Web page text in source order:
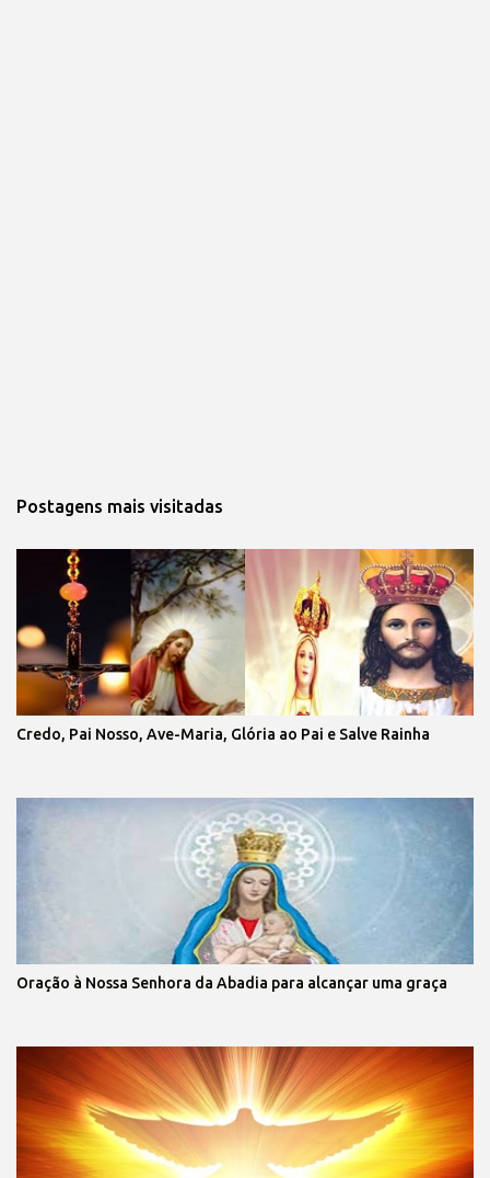
Postagens mais visitadas
Credo, Pai Nosso, Ave-Maria, Glória ao Pai e Salve Rainha
Oração à Nossa Senhora da Abadia para alcançar uma graça